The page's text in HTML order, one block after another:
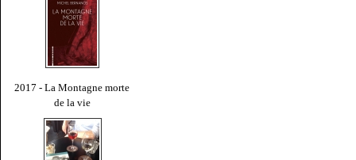
2017 - La Montagne morte
de la vie